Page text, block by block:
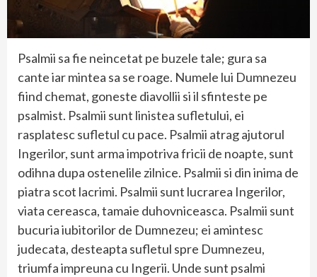
Psalmii sa fie neincetat pe buzele tale; gura sa
cante iar mintea sa se roage. Numele lui Dumnezeu
fiind chemat, goneste diavollii si il sfinteste pe
psalmist. Psalmii sunt linistea sufletului, ei
rasplatesc sufletul cu pace. Psalmii atrag ajutorul
Ingerilor, sunt arma impotriva fricii de noapte, sunt
odihna dupa ostenelile zilnice. Psalmii si din inima de
piatra scot lacrimi. Psalmii sunt lucrarea Ingerilor,
viata cereasca, tamaie duhovniceasca. Psalmii sunt
bucuria iubitorilor de Dumnezeu; ei amintesc
judecata, desteapta sufletul spre Dumnezeu,
triumfa impreuna cu Ingerii. Unde sunt psalmi